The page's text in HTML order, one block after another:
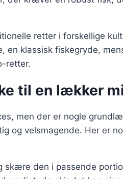
retter i forskellige
en klassisk fiskegryde,
retter.
til en lækker
men der er nogle
og velsmagende. Her er
skære den i passende